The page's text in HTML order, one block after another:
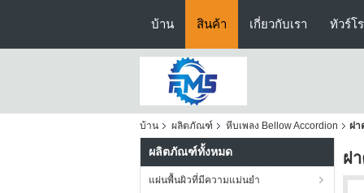
บ้าน สินค้า เกี่ยวกับเรา ทัวร์โ
บ้าน ผลิตภัณฑ์ หีบเพลง Bellow Accordion ฝา
ผลิตภัณฑ์ทั้งหมด
แผ่นพื้นผิวที่มีความแม่นยำ
ฝ